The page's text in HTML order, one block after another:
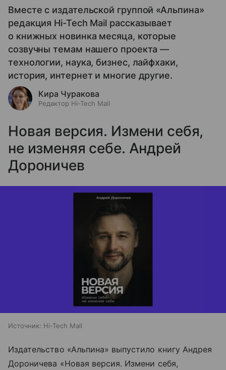
Вместе с издательской группой «Альпина»
редакция Hi-Tech Mail рассказывает
о книжных новинка месяца, которые
созвучны темам нашего проекта —
технологии, наука, бизнес, лайфхаки,
история, интернет и многие другие.
Кира Чуракова
Редактор Hi-Tech Mail
Новая версия. Измени себя,
не изменяя себе. Андрей
Дороничев
Источник: Hi-Tech Mail
Издательство «Альпина» выпустило книгу Андрея
Дороничева «Новая версия. Измени себя,